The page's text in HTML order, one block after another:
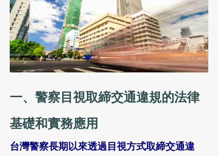
一、警察目視取締交通違規的法律
基礎和實務應用
台灣警察長期以來透過目視方式取締交通違